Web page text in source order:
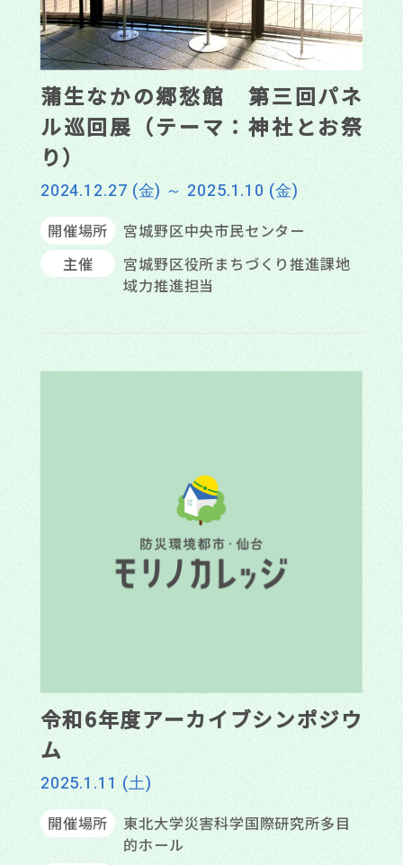
蒲生なかの郷愁館 第三回パネ
ル巡回展（テーマ：神社とお祭
り）
2024.12.27 (金) ～ 2025.1.10 (金)
開催場所
宮城野区中央市民センター
主催
宮城野区役所まちづくり推進課地
域力推進担当
令和6年度アーカイブシンポジウ
ム
2025.1.11 (土)
開催場所
東北大学災害科学国際研究所多目
的ホール